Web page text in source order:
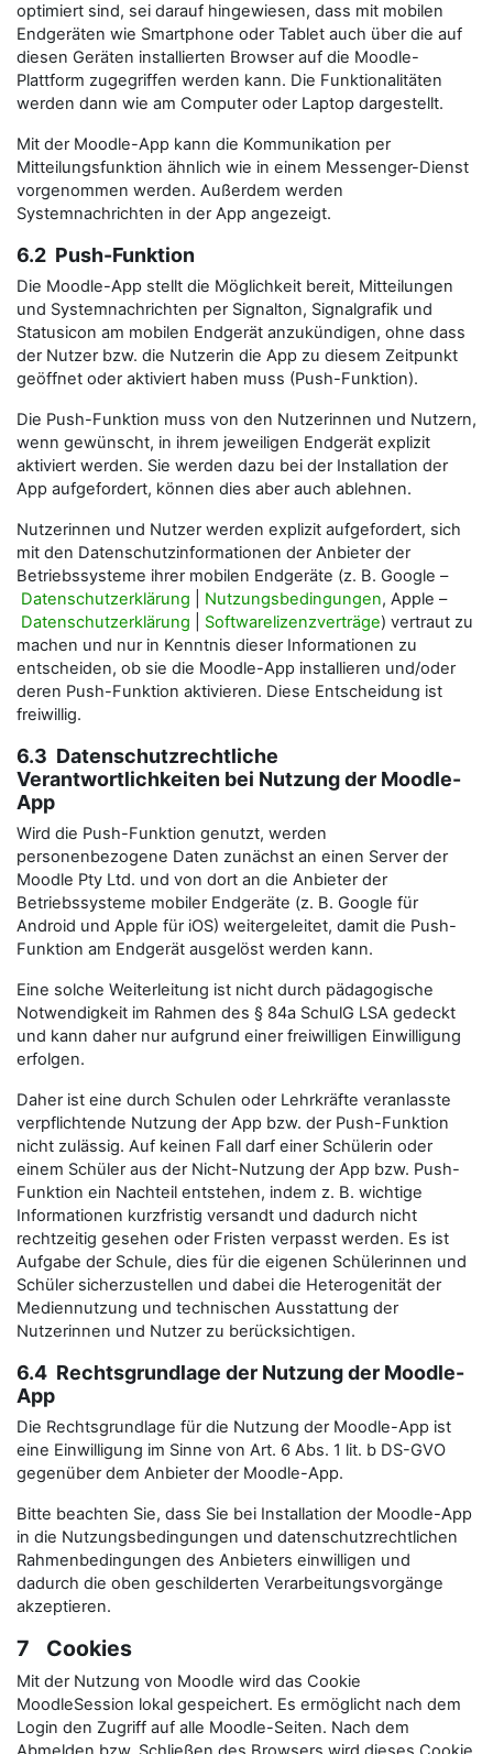
optimiert sind, sei darauf hingewiesen, dass mit mobilen
Endgeräten wie Smartphone oder Tablet auch über die auf
diesen Geräten installierten Browser auf die Moodle-
Plattform zugegriffen werden kann. Die Funktionalitäten
werden dann wie am Computer oder Laptop dargestellt.
Mit der Moodle-App kann die Kommunikation per
Mitteilungsfunktion ähnlich wie in einem Messenger-Dienst
vorgenommen werden. Außerdem werden
Systemnachrichten in der App angezeigt.
6.2 Push-Funktion
Die Moodle-App stellt die Möglichkeit bereit, Mitteilungen
und Systemnachrichten per Signalton, Signalgrafik und
Statusicon am mobilen Endgerät anzukündigen, ohne dass
der Nutzer bzw. die Nutzerin die App zu diesem Zeitpunkt
geöffnet oder aktiviert haben muss (Push-Funktion).
Die Push-Funktion muss von den Nutzerinnen und Nutzern,
wenn gewünscht, in ihrem jeweiligen Endgerät explizit
aktiviert werden. Sie werden dazu bei der Installation der
App aufgefordert, können dies aber auch ablehnen.
Nutzerinnen und Nutzer werden explizit aufgefordert, sich
mit den Datenschutzinformationen der Anbieter der
Betriebssysteme ihrer mobilen Endgeräte (z. B. Google –
Datenschutzerklärung
Nutzungsbedingungen, Apple –
Datenschutzerklärung
Softwarelizenzverträge) vertraut zu
machen und nur in Kenntnis dieser Informationen zu
entscheiden, ob sie die Moodle-App installieren und/oder
deren Push-Funktion aktivieren. Diese Entscheidung ist
freiwillig.
6.3 Datenschutzrechtliche
Verantwortlichkeiten bei Nutzung der Moodle-
App
Wird die Push-Funktion genutzt, werden
personenbezogene Daten zunächst an einen Server der
Moodle Pty Ltd. und von dort an die Anbieter der
Betriebssysteme mobiler Endgeräte (z. B. Google für
Android und Apple für iOS) weitergeleitet, damit die Push-
Funktion am Endgerät ausgelöst werden kann.
Eine solche Weiterleitung ist nicht durch pädagogische
Notwendigkeit im Rahmen des § 84a SchulG LSA gedeckt
und kann daher nur aufgrund einer freiwilligen Einwilligung
erfolgen.
Daher ist eine durch Schulen oder Lehrkräfte veranlasste
verpflichtende Nutzung der App bzw. der Push-Funktion
nicht zulässig. Auf keinen Fall darf einer Schülerin oder
einem Schüler aus der Nicht-Nutzung der App bzw. Push-
Funktion ein Nachteil entstehen, indem z. B. wichtige
Informationen kurzfristig versandt und dadurch nicht
rechtzeitig gesehen oder Fristen verpasst werden. Es ist
Aufgabe der Schule, dies für die eigenen Schülerinnen und
Schüler sicherzustellen und dabei die Heterogenität der
Mediennutzung und technischen Ausstattung der
Nutzerinnen und Nutzer zu berücksichtigen.
6.4 Rechtsgrundlage der Nutzung der Moodle-
App
Die Rechtsgrundlage für die Nutzung der Moodle-App ist
eine Einwilligung im Sinne von Art. 6 Abs. 1 lit. b DS-GVO
gegenüber dem Anbieter der Moodle-App.
Bitte beachten Sie, dass Sie bei Installation der Moodle-App
in die Nutzungsbedingungen und datenschutzrechtlichen
Rahmenbedingungen des Anbieters einwilligen und
dadurch die oben geschilderten Verarbeitungsvorgänge
akzeptieren.
7 Cookies
Mit der Nutzung von Moodle wird das Cookie
MoodleSession lokal gespeichert. Es ermöglicht nach dem
Login den Zugriff auf alle Moodle-Seiten. Nach dem